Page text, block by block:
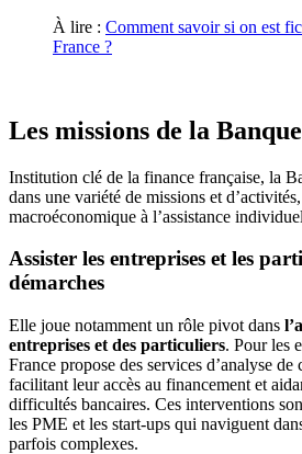
À lire : Comment savoir si on est
France ?
Les missions de la
Institution clé de la finance française, la
dans une variété de missions et
macroéconomique à l’assistance
Assister les entreprises et les
démarches
Elle joue notamment un rôle pivot dans
entreprises et des particuliers. Pour les
France propose des services d’analyse
facilitant leur accès au financement et
difficultés bancaires. Ces interventions
les PME et les start-ups qui naviguent
parfois complexes.